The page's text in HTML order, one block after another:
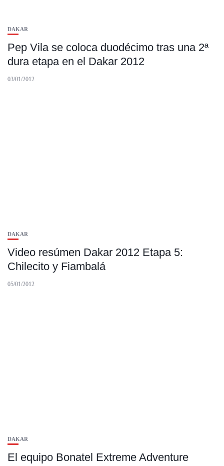
DAKAR
Pep Vila se coloca duodécimo tras una 2ª
dura etapa en el Dakar 2012
03/01/2012
DAKAR
Video resúmen Dakar 2012 Etapa 5:
Chilecito y Fiambalá
05/01/2012
DAKAR
El equipo Bonatel Extreme Adventure